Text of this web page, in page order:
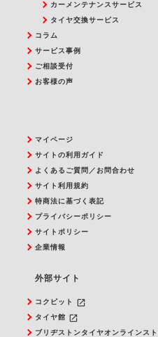
カーメンテナンスサービス
タイヤ交換サービス
コラム
サービス事例
ご相談受付
お客様の声
マイページ
サイトの利用ガイド
よくあるご質問／お問合わせ
サイト利用規約
特商法に基づく表記
プライバシーポリシー
サイトポリシー
企業情報
外部サイト
コクピット launch
タイヤ館 launch
ブリヂストンタイヤオンラインス